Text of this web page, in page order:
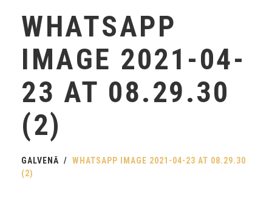
WHATSAPP
IMAGE 2021-04-
23 AT 08.29.30
(2)
GALVENĀ
WHATSAPP IMAGE 2021-04-23 AT 08.29.30
(2)